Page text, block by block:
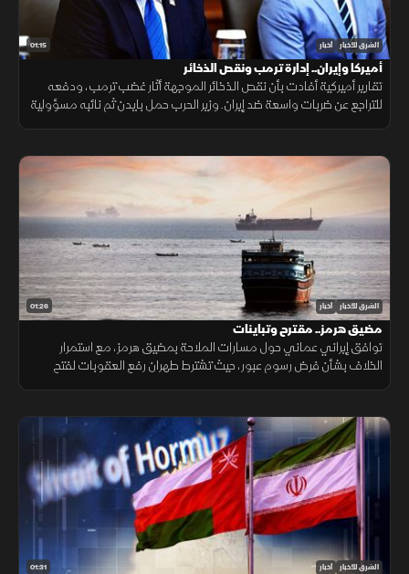
01:15 الشرق للأخبار أخبار
أميركا وإيران.. إدارة ترمب ونقص الذخائر
تقارير أميركية أفادت بأن نقص الذخائر الموجهة أثار غضب ترمب، ودفعه
للتراجع عن ضربات واسعة ضد إيران. وزير الحرب حمل بايدن ثم نائبه مسؤولية
01:26 الشرق للأخبار أخبار
مضيق هرمز.. مقترح وتباينات
توافق إيراني عماني حول مسارات الملاحة بمضيق هرمز، مع استمرار
الخلاف بشأن فرض رسوم عبور، حيث تشترط طهران رفع العقوبات لفتح
01:31 الشرق للأخبار أخبار